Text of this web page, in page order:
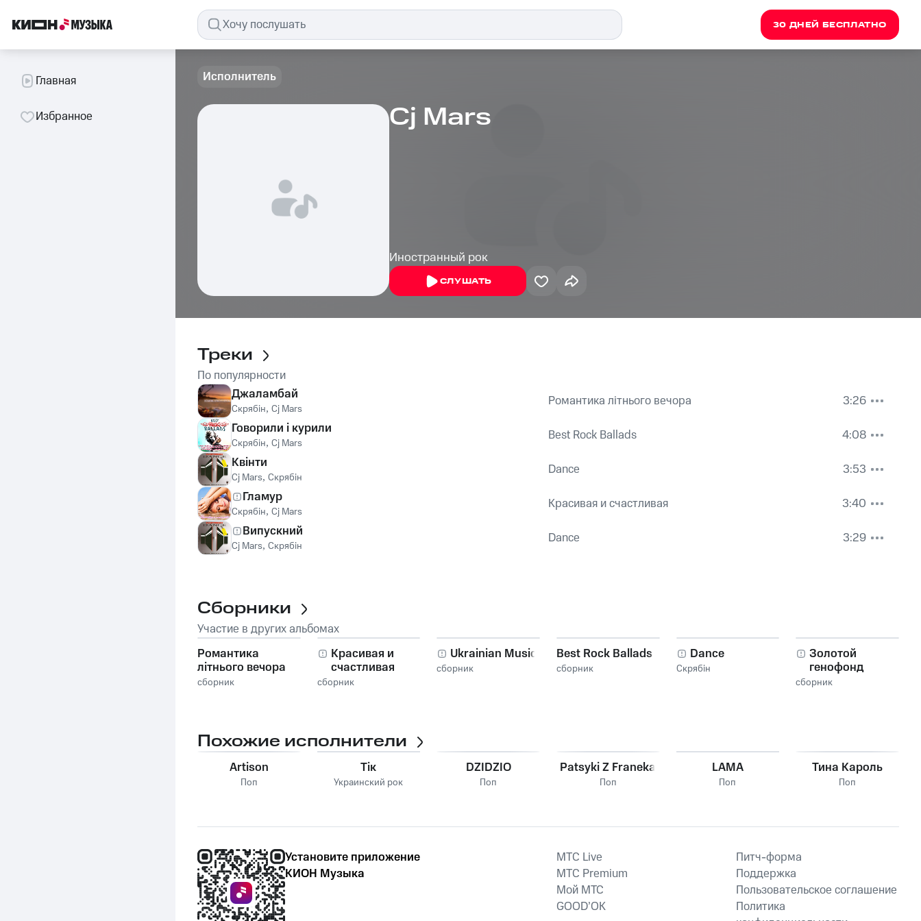
30 ДНЕЙ БЕСПЛАТНО
Главная
Избранное
Исполнитель
Cj Mars
Иностранный рок
СЛУШАТЬ
Треки
По популярности
Джаламбай
Скрябін, Cj Mars Романтика літнього вечора
3:26
Говорили і курили
Скрябін, Cj Mars Best Rock Ballads
4:08
Квінти
Cj Mars, Скрябін Dance
3:53
Гламур
Скрябін, Cj Mars Красивая и счастливая
3:40
Випускний
Cj Mars, Скрябін Dance 3:29
Сборники
Участие в других альбомах
Романтика
літнього вечора
сборник
Красивая и
счастливая
сборник
Ukrainian Music
сборник
Best Rock Ballads
сборник
Dance
Скрябін
Золотой
генофонд
украины, Ч. 5
сборник
Похожие исполнители
Artison
Поп
Тік
Украинский рок
DZIDZIO
Поп
Patsyki Z Franeka
Поп
LAMA
Поп
Тина Кароль
Поп
Установите приложение
КИОН Музыка
MTС Live
MTС Premium
Мой МТС
GOOD’OK
Питч-форма
Поддержка
Пользовательское соглашение
Политика